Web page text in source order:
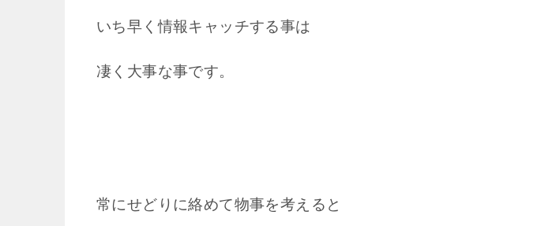
いち早く情報キャッチする事は
凄く大事な事です。
常にせどりに絡めて物事を考えると